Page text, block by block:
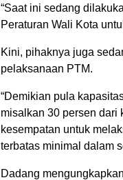
“Saat ini sedang
Peraturan Wali Kota
Kini, pihaknya juga
pelaksanaan PTM.
“Demikian pula
misalkan 30 persen dari
kesempatan untuk
terbatas minimal dalam
Dadang